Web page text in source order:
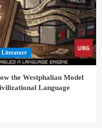
Literature
the Westphalian Model
Language